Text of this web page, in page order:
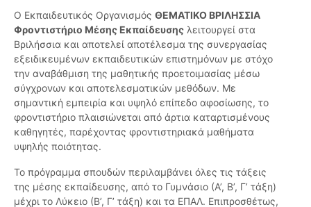
Ο Εκπαιδευτικός Οργανισμός ΘΕΜΑΤΙΚΟ ΒΡΙΛΗΣΣΙΑ
Φροντιστήριο Μέσης Εκπαίδευσης λειτουργεί στα
Βριλήσσια και αποτελεί αποτέλεσμα της συνεργασίας
εξειδικευμένων εκπαιδευτικών επιστημόνων με στόχο
την αναβάθμιση της μαθητικής προετοιμασίας μέσω
σύγχρονων και αποτελεσματικών μεθόδων. Με
σημαντική εμπειρία και υψηλό επίπεδο αφοσίωσης, το
φροντιστήριο πλαισιώνεται από άρτια καταρτισμένους
καθηγητές, παρέχοντας φροντιστηριακά μαθήματα
υψηλής ποιότητας.
Το πρόγραμμα σπουδών περιλαμβάνει όλες τις τάξεις
της μέσης εκπαίδευσης, από το Γυμνάσιο (Α’, Β’, Γ’ τάξη)
μέχρι το Λύκειο (Β’, Γ’ τάξη) και τα ΕΠΑΛ. Επιπροσθέτως,